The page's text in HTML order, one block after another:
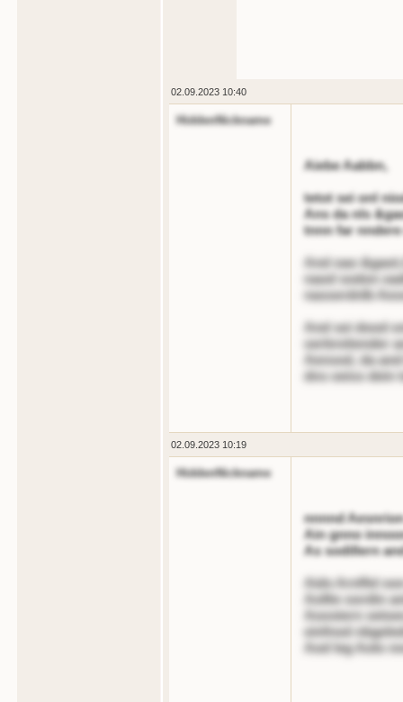
02.09.2023 10:40
HiddenNickname
Aiebe Aabbn,
tetot sei onl
Ans da nls
tnnn far
And oao
naod sodon
nasserdnlb
And sei dood
oerbreitender
Aensod, da
dns oeiss dein
02.09.2023 10:19
HiddenNickname
nnnnd
Ain gnno
As sodillern
Aids Arnffel
Aollte oordin
Aoostern
einfnod
Aod leg Aolo